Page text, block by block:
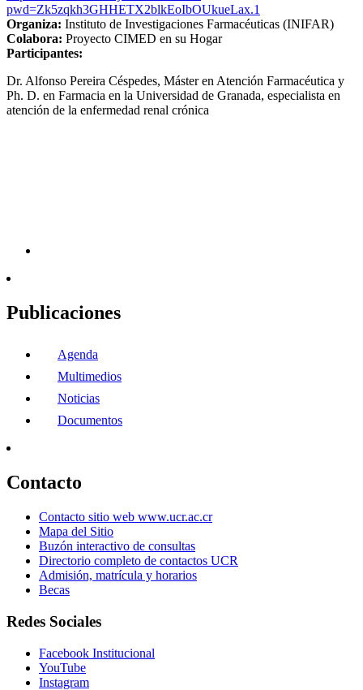
pwd=Zk5zqkh3GHHETX2blkEoIbOUkueLax.1
Organiza: Instituto de Investigaciones Farmacéuticas (INIFAR)
Colabora: Proyecto CIMED en su Hogar
Participantes:
Dr. Alfonso Pereira Céspedes, Máster en Atención Farmacéutica y
Ph. D. en Farmacia en la Universidad de Granada, especialista en
atención de la enfermedad renal crónica
Publicaciones
Agenda
Multimedios
Noticias
Documentos
Contacto
Contacto sitio web www.ucr.ac.cr
Mapa del Sitio
Buzón interactivo de consultas
Directorio completo de contactos UCR
Admisión, matrícula y horarios
Becas
Redes Sociales
Facebook Institucional
YouTube
Instagram